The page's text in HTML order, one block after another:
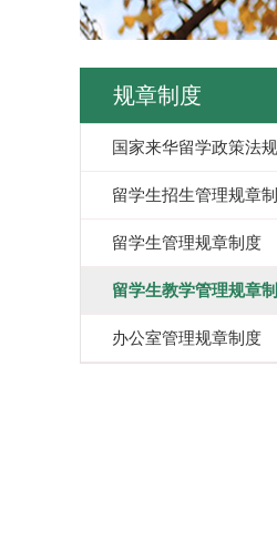
规章制度
国家来华留学政策法规
留学生招生管理规章
留学生管理规章制度
留学生教学管理规章
办公室管理规章制度